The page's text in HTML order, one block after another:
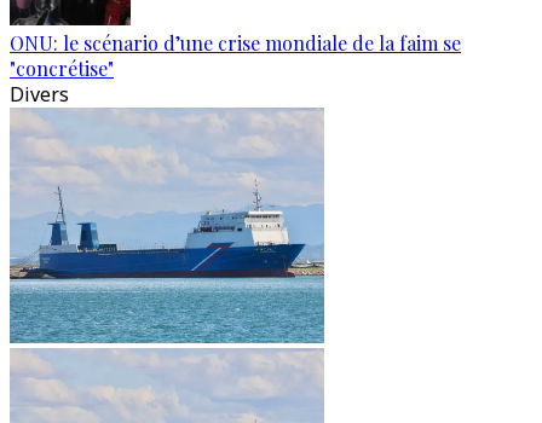
ONU: le scénario d’une crise mondiale de la faim se
"concrétise"
Divers